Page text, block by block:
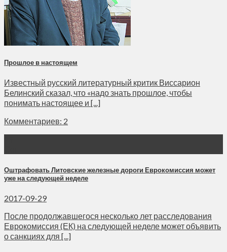
Прошлое в настоящем
Известный русский литературный критик Виссарион
Белинский сказал, что «надо знать прошлое, чтобы
понимать настоящее и [...]
Комментариев: 2
Оштрафовать Литовские железные дороги Еврокомиссия может
уже на следующей неделе
2017-09-29
После продолжавшегося несколько лет расследования
Еврокомиссия (ЕК) на следующей неделе может объявить
о санкциях для [...]